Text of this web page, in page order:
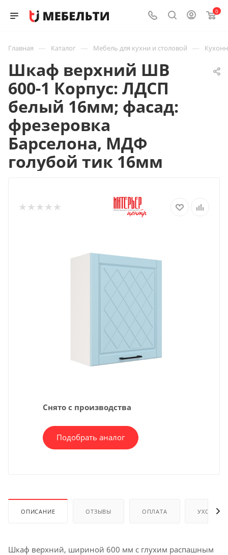
0
Главная — Каталог — Мебель для кухни и столовой —
Шкаф верхний ШВ
600-1 Корпус: ЛДСП
белый 16мм; фасад:
фрезеровка
Барселона, МДФ
голубой тик 16мм
Снято с производства
Подобрать аналог
ОПИСАНИЕ ОТЗЫВЫ ОПЛАТА УХОД И
Шкаф верхний, шириной 600 мм с глухим распашным